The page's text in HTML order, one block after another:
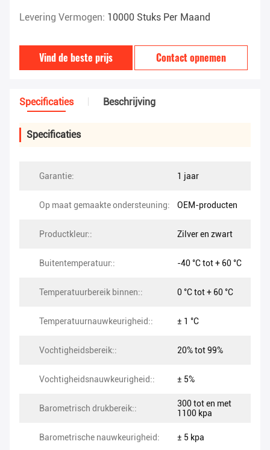
Levering Vermogen: 10000 Stuks Per Maand
Vind de beste prijs Contact opnemen
Specificaties Beschrijving
Specificaties
Garantie: 1 jaar
Op maat gemaakte ondersteuning: OEM-producten
Productkleur:: Zilver en zwart
Buitentemperatuur:: -40 °C tot + 60 °C
Temperatuurbereik binnen:: 0 °C tot + 60 °C
Temperatuurnauwkeurigheid:: ± 1 °C
Vochtigheidsbereik:: 20% tot 99%
Vochtigheidsnauwkeurigheid:: ± 5%
Barometrisch drukbereik::
300 tot en met
1100 kpa
Barometrische nauwkeurigheid: ± 5 kpa